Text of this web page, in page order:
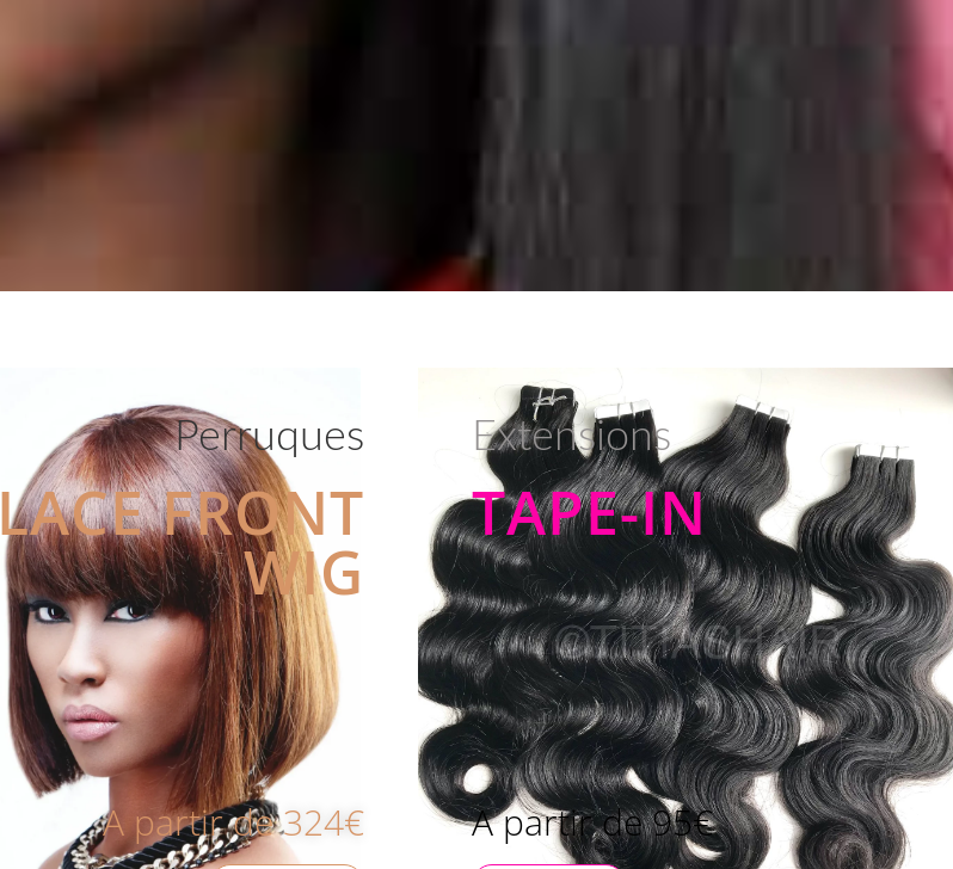
Perruques
LACE FRONT
WIG
A partir de 324€
Extensions
TAPE-IN
A partir de 95€